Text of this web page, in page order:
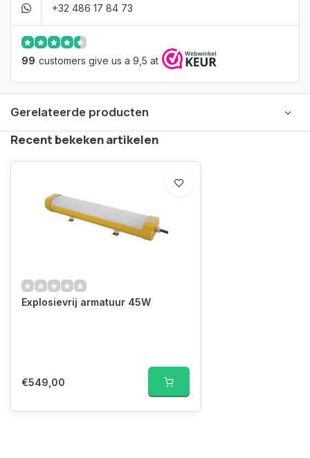
+32 486 17 84 73
99 customers give us a 9,5 at
Gerelateerde producten
Recent bekeken artikelen
Explosievrij armatuur 45W
€549,00